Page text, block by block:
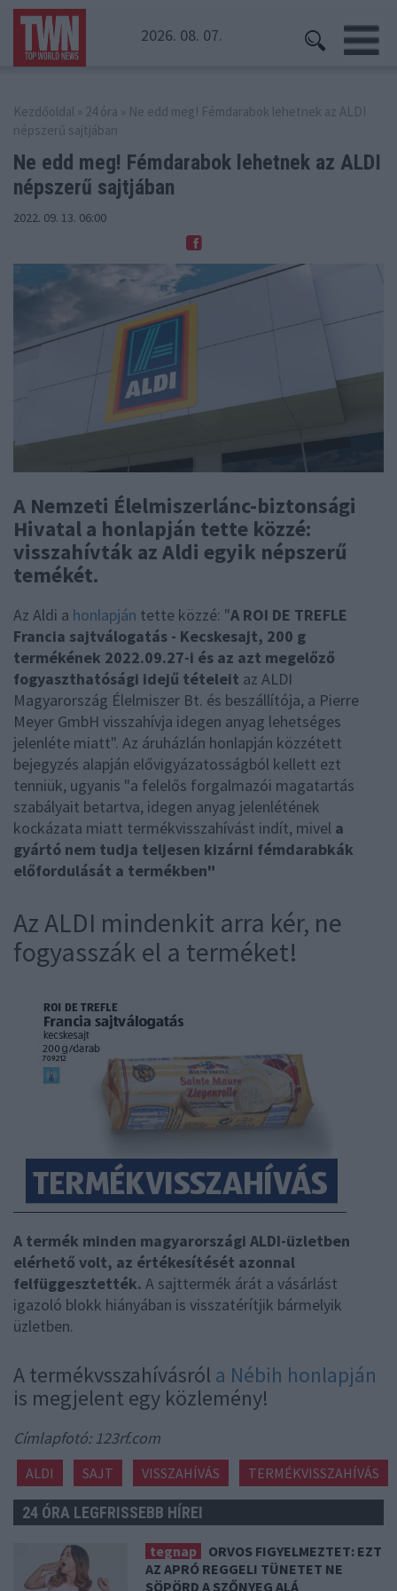
2026. 08. 07.
Kezdőoldal » 24 óra » Ne edd meg! Fémdarabok lehetnek az ALDI
népszerű sajtjában
Ne edd meg! Fémdarabok lehetnek az ALDI
népszerű sajtjában
2022. 09. 13. 06:00
A Nemzeti Élelmiszerlánc-biztonsági
Hivatal a honlapján tette közzé:
visszahívták az Aldi egyik népszerű
temékét.
Az Aldi a honlapján tette közzé: "A ROI DE TREFLE
Francia sajtválogatás - Kecskesajt, 200 g
termékének 2022.09.27-i és az azt megelőző
fogyaszthatósági idejű tételeit az ALDI
Magyarország Élelmiszer Bt. és beszállítója, a Pierre
Meyer GmbH visszahívja idegen anyag lehetséges
jelenléte miatt". Az áruházlán honlapján közzétett
bejegyzés alapján elővigyázatosságból kellett ezt
tenniük, ugyanis "a felelős forgalmazói magatartás
szabályait betartva, idegen anyag jelenlétének
kockázata miatt termékvisszahívást indít, mivel a
gyártó nem tudja teljesen kizárni fémdarabkák
előfordulását a termékben"
Az ALDI mindenkit arra kér, ne
fogyasszák el a terméket!
A termék minden magyarországi ALDI-üzletben
elérhető volt, az értékesítését azonnal
felfüggesztették. A sajttermék árát a vásárlást
igazoló blokk hiányában is visszatérítjik bármelyik
üzletben.
A termékvsszahívásról a Nébih honlapján
is megjelent egy közlemény!
Címlapfotó: 123rf.com
ALDI SAJT VISSZAHÍVÁS TERMÉKVISSZAHÍVÁS
24 ÓRA LEGFRISSEBB HÍREI
tegnap
ORVOS FIGYELMEZTET: EZT
AZ APRÓ REGGELI TÜNETET NE
SÖPÖRD A SZŐNYEG ALÁ